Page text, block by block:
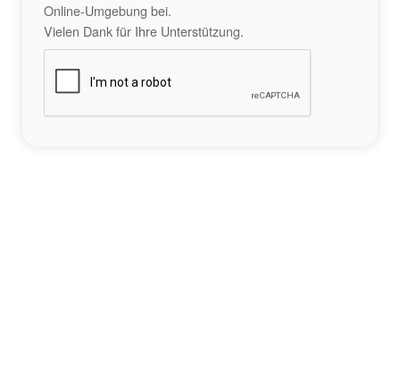
Online-Umgebung bei.
Vielen Dank für Ihre Unterstützung.